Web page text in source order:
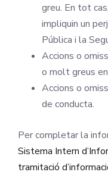
greu. En tot
impliquin un
Pública i la
Accions o
o molt greus
Accions o
de conducta.
Per completar la
Sistema Intern
tramitació